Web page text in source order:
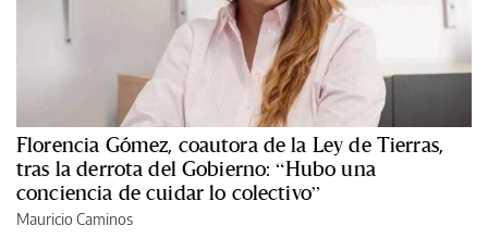
Florencia Gómez, coautora de la Ley de Tierras,
tras la derrota del Gobierno: “Hubo una
conciencia de cuidar lo colectivo”
Mauricio Caminos